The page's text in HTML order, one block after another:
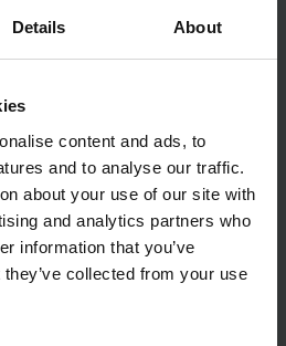
Details About
content and ads, to
and to analyse our traffic.
about your use of our site with
and analytics partners who
information that you’ve
collected from your use
HXS030H
P160 3N
HYS021H
3637961
le­vi­te­tyil­le lii­tän­tä­
P160 3N
HYS023H
3637963
ta­ka­lii­ty­nöil­le ja